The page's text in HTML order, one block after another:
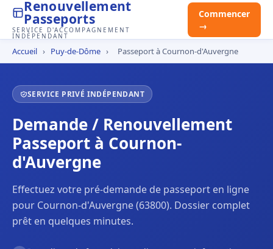
Renouvellement
Passeports
SERVICE D'ACCOMPAGNEMENT
INDÉPENDANT
Commencer
→
Accueil › Puy-de-Dôme › Passeport à Cournon-d'Auvergne
SERVICE PRIVÉ INDÉPENDANT
Demande / Renouvellement
Passeport à Cournon-
d'Auvergne
Effectuez votre pré-demande de passeport en ligne
pour Cournon-d'Auvergne (63800). Dossier complet
prêt en quelques minutes.